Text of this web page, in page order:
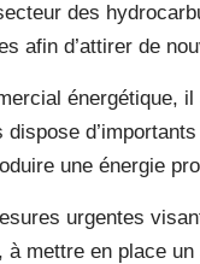
des
afin d’attirer de
énergétique,
une énergie
urgentes
mettre en place